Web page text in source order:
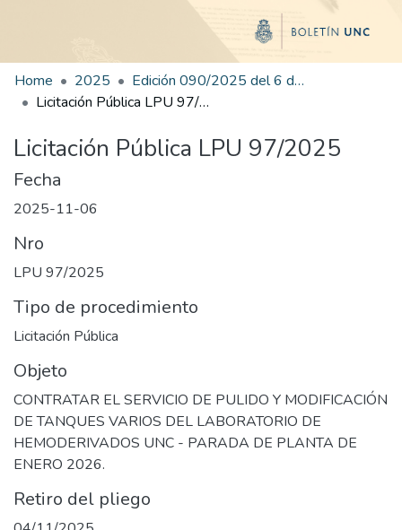
Home 2025
Edición 090/2025 del 6 de noviembre de 2025
Licitación Pública LPU 97/2025
Licitación Pública LPU 97/2025
Fecha
2025-11-06
Nro
LPU 97/2025
Tipo de procedimiento
Licitación Pública
Objeto
CONTRATAR EL SERVICIO DE PULIDO Y MODIFICACIÓN
DE TANQUES VARIOS DEL LABORATORIO DE
HEMODERIVADOS UNC - PARADA DE PLANTA DE
ENERO 2026.
Retiro del pliego